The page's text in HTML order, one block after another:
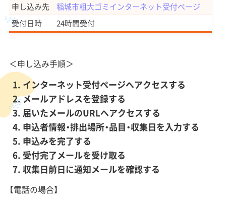
申し込み先
稲城市粗大ゴミインターネット受付ページ
受付日時
24時間受付
＜申し込み手順＞
インターネット受付ページへアクセスする
メールアドレスを登録する
届いたメールのURLへアクセスする
申込者情報・排出場所・品目・収集日を入力する
申込みを完了する
受付完了メールを受け取る
収集日前日に通知メールを確認する
【電話の場合】